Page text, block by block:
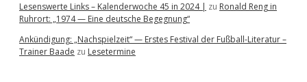
Lesenswerte Links – Kalenderwoche 45 in 2024 | zu Ronald Reng in
Ruhrort: „1974 — Eine deutsche Begegnung“
Ankündigung: „Nachspielzeit“ — Erstes Festival der Fußball-Literatur –
Trainer Baade zu Lesetermine